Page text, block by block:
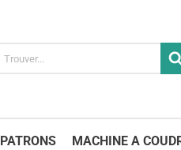
PATRONS MACHINE A